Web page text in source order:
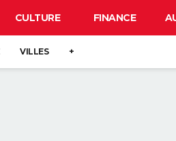
CULTURE FINANCE
VILLES +